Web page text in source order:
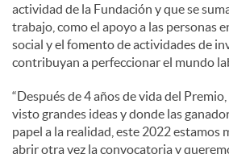
actividad de la Fundación y que se
trabajo, como el apoyo a las personas
social y el fomento de actividades de
contribuyan a perfeccionar el mundo
“Después de 4 años de vida del
visto grandes ideas y donde las
papel a la realidad, este 2022 estamos
abrir otra vez la convocatoria y